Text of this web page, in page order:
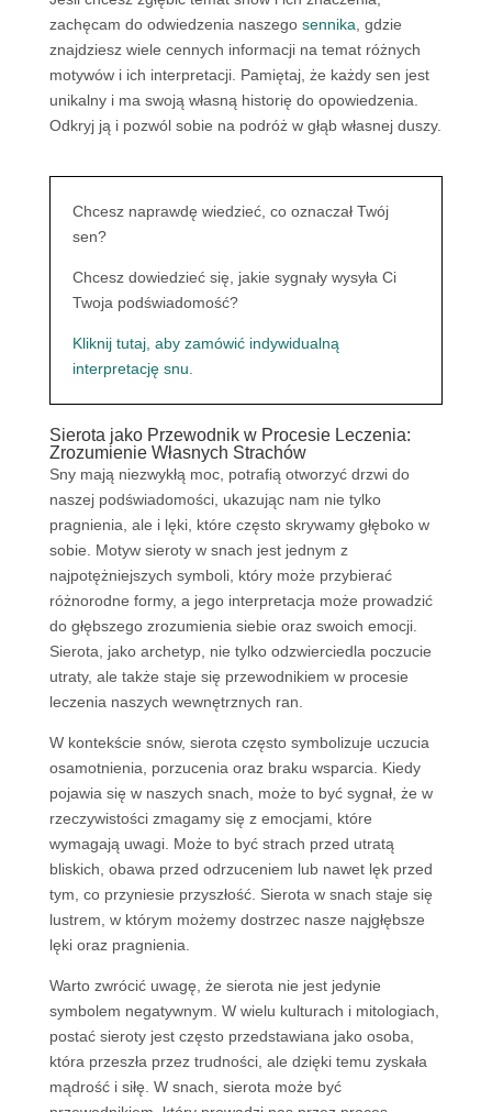
zachęcam do odwiedzenia naszego sennika , gdzie
znajdziesz wiele cennych informacji na temat różnych
motywów i ich interpretacji. Pamiętaj, że każdy sen jest
unikalny i ma swoją własną historię do opowiedzenia.
Odkryj ją i pozwól sobie na podróż w głąb własnej duszy.
Chcesz naprawdę wiedzieć, co oznaczał Twój
sen?
Chcesz dowiedzieć się, jakie sygnały wysyła Ci
Twoja podświadomość?
Kliknij tutaj, aby zamówić indywidualną
interpretację snu.
Sierota jako Przewodnik w Procesie Leczenia:
Zrozumienie Własnych Strachów
Sny mają niezwykłą moc, potrafią otworzyć drzwi do
naszej podświadomości, ukazując nam nie tylko
pragnienia, ale i lęki, które często skrywamy głęboko w
sobie. Motyw sieroty w snach jest jednym z
najpotężniejszych symboli, który może przybierać
różnorodne formy, a jego interpretacja może prowadzić
do głębszego zrozumienia siebie oraz swoich emocji.
Sierota, jako archetyp, nie tylko odzwierciedla poczucie
utraty, ale także staje się przewodnikiem w procesie
leczenia naszych wewnętrznych ran.
W kontekście snów, sierota często symbolizuje uczucia
osamotnienia, porzucenia oraz braku wsparcia. Kiedy
pojawia się w naszych snach, może to być sygnał, że w
rzeczywistości zmagamy się z emocjami, które
wymagają uwagi. Może to być strach przed utratą
bliskich, obawa przed odrzuceniem lub nawet lęk przed
tym, co przyniesie przyszłość. Sierota w snach staje się
lustrem, w którym możemy dostrzec nasze najgłębsze
lęki oraz pragnienia.
Warto zwrócić uwagę, że sierota nie jest jedynie
symbolem negatywnym. W wielu kulturach i mitologiach,
postać sieroty jest często przedstawiana jako osoba,
która przeszła przez trudności, ale dzięki temu zyskała
mądrość i siłę. W snach, sierota może być